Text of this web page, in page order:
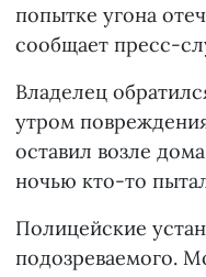
попытке угона
сообщает пресс-
Владелец
утром
оставил возле
ночью кто-то
Полицейские
подозреваемого.